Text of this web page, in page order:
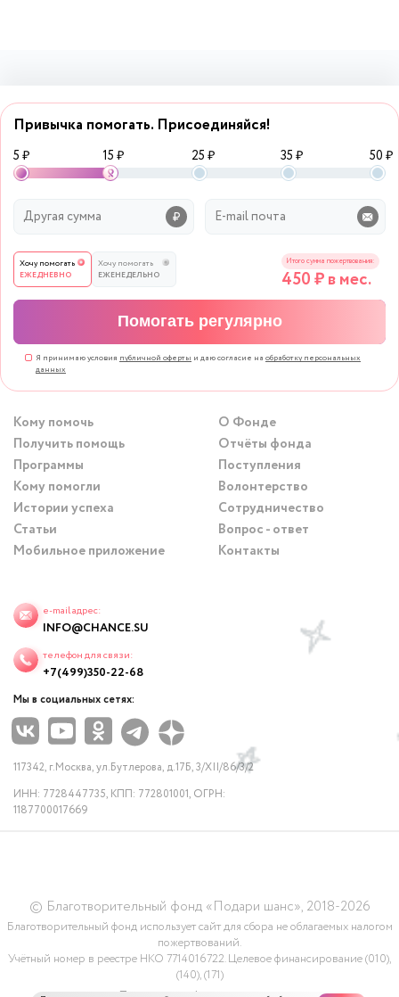
Привычка помогать. Присоединяйся!
5 ₽ 15 ₽ 25 ₽ 35 ₽ 50 ₽
Хочу помогать
ЕЖЕДНЕВНО
Хочу помогать
ЕЖЕНЕДЕЛЬНО
Итого сумма пожертвования:
450₽ в мес.
Помогать регулярно
Я принимаю условия публичной оферты и даю согласие на обработку персональных
данных
Кому помочь
Получить помощь
Программы
Кому помогли
Истории успеха
Статьи
Мобильное приложение
О Фонде
Отчёты фонда
Поступления
Волонтерство
Сотрудничество
Вопрос - ответ
Контакты
e-mail адрес:
INFO@CHANCE.SU
телефон для связи:
+7(499)350-22-68
Мы в социальных сетях:
117342, г.Москва, ул.Бутлерова, д.17Б, 3/XII/86/3/2
ИНН: 7728447735, КПП: 772801001, ОГРН:
1187700017669
© Благотворительный фонд «Подари шанс», 2018-2026
Благотворительный фонд использует сайт для сбора не облагаемых налогом
пожертвований.
Учётный номер в реестре НКО 7714016722. Целевое финансирование (010),
(140), (171)